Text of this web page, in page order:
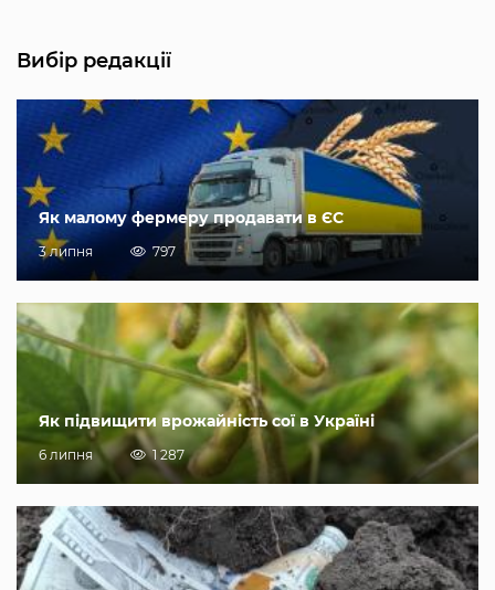
Вибір редакції
Як малому фермеру продавати в ЄС
3 липня 797
Як підвищити врожайність сої в Україні
6 липня 1 287